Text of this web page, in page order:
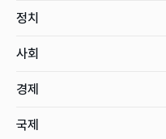
정치
사회
경제
국제